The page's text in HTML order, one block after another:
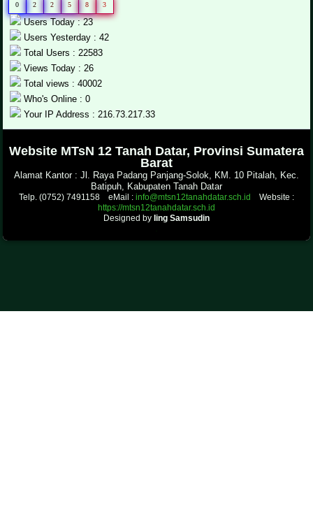
0 2 2 5 8 3
Users Today : 23
Users Yesterday : 42
Total Users : 22583
Views Today : 26
Total views : 40002
Who's Online : 0
Your IP Address : 216.73.217.33
Website MTsN 12 Tanah Datar, Provinsi Sumatera
Barat
Alamat Kantor : Jl. Raya Padang Panjang-Solok, KM. 10 Pitalah, Kec.
Batipuh, Kabupaten Tanah Datar
Telp. (0752) 7491158 eMail : info@mtsn12tanahdatar.sch.id
Website :
https://mtsn12tanahdatar.sch.id
Designed by Iing Samsudin